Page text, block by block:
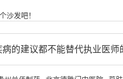
沙发吧！
的建议都不能替代执业医